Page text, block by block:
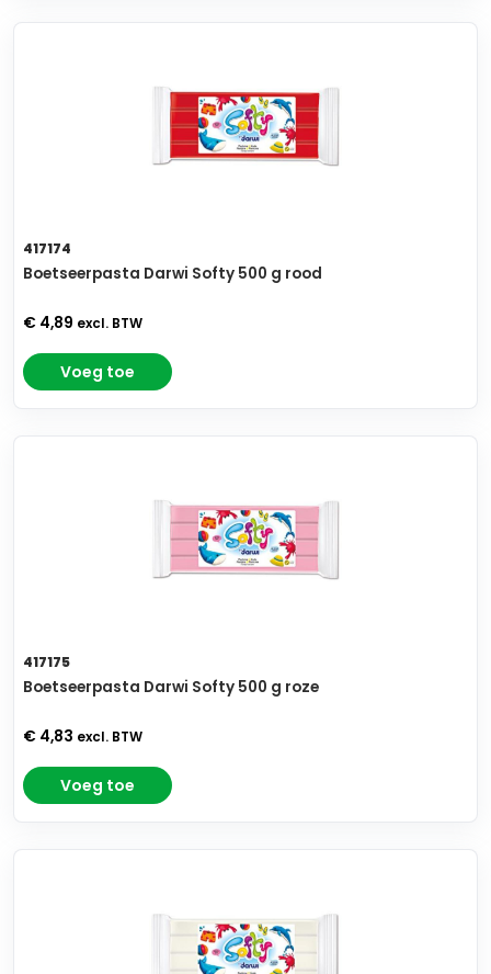
417174
Boetseerpasta Darwi Softy 500 g rood
€ 4,89 excl. BTW
Voeg toe
417175
Boetseerpasta Darwi Softy 500 g roze
€ 4,83 excl. BTW
Voeg toe